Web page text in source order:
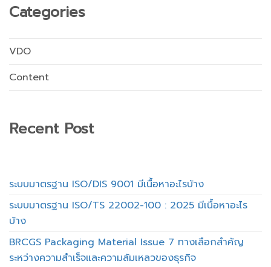
Categories
VDO
Content
Recent Post
ระบบมาตรฐาน ISO/DIS 9001 มีเนื้อหาอะไรบ้าง
ระบบมาตรฐาน ISO/TS 22002-100 : 2025 มีเนื้อหาอะไร
บ้าง
BRCGS Packaging Material Issue 7 ทางเลือกสำคัญ
ระหว่างความสำเร็จและความล้มเหลวของธุรกิจ